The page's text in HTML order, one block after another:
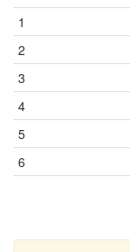
1
2
3
4
5
6